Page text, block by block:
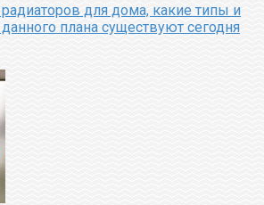
для дома, какие типы и
плана существуют сегодня